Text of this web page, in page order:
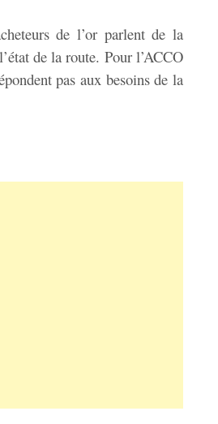
de l’or parlent de la
de la route. Pour l’ACCO
pas aux besoins de la